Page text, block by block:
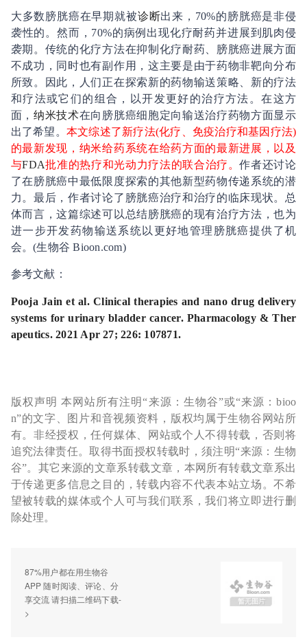
大多数膀胱癌在早期就被诊断出来， 70%的膀胱癌是非侵
袭性的。然而， 70%的病例出现化疗耐药并进展到肌肉侵
袭期。传统的化疗方法在抑制化疗耐药、膀胱癌进展方面
不成功，同时也有副作用，这主要是由于药物非靶向分布
所致。因此，人们正在探索新的药物输送策略、新的疗法
和疗法或它们的组合，以开发更好的治疗方法。在这方
面，纳米技术在向膀胱癌细胞定向输送治疗药物方面显示
出了希望。 本文综述了新疗法(化疗、免疫治疗和基因疗法)
的最新发现，纳米给药系统在给药方面的最新进展，以及
与FDA批准的热疗和光动力疗法的联合治疗。作者还讨论
了在膀胱癌中最低限度探索的其他新型药物传递系统的潜
力。最后，作者讨论了膀胱癌治疗和治疗的临床现状。总
体而言，这篇综述可以总结膀胱癌的现有治疗方法，也为
进一步开发药物输送系统以更好地管理膀胱癌提供了机
会。(生物谷 Bioon.com)
参考文献：
Pooja Jain et al. Clinical therapies and nano drug delivery
systems for urinary bladder cancer. Pharmacology & Ther
apeutics. 2021 Apr 27; 226: 107871.
版权声明 本网站所有注明“来源：生物谷”或“来源：bioo
n”的文字、图片和音视频资料，版权均属于生物谷网站所
有。非经授权，任何媒体、网站或个人不得转载，否则将
追究法律责任。取得书面授权转载时，须注明“来源：生物
谷”。其它来源的文章系转载文章，本网所有转载文章系出
于传递更多信息之目的，转载内容不代表本站立场。不希
望被转载的媒体或个人可与我们联系，我们将立即进行删
除处理。
87%用户都在用生物谷
APP 随时阅读、评论、分
享交流 请扫描二维码下载-
>